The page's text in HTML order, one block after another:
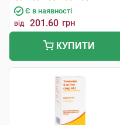
Є в наявності
від 201.60 грн
КУПИТИ